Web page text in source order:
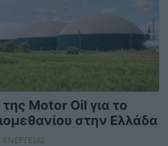
Motor Oil για το
στην Ελλάδα